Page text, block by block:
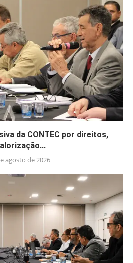
da CONTEC por direitos,
agosto de 2026